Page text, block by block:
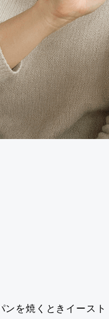
ンを焼くときイースト